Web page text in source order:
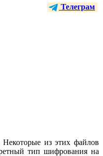
Телеграм
из этих файлов
тип шифрования на